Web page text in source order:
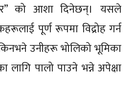
को आशा दिनेछन्। यसले
पूर्ण रूपमा विद्रोह गर्न
उनीहरू भोलिको भूमिका
लागि पालो पाउने भन्ने अपेक्षा